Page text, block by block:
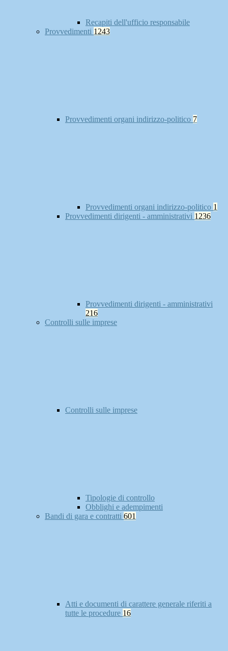
Recapiti dell'ufficio responsabile
Provvedimenti 1243
Provvedimenti organi indirizzo-politico 7
Provvedimenti organi indirizzo-politico 1
Provvedimenti dirigenti - amministrativi 1236
Provvedimenti dirigenti - amministrativi
216
Controlli sulle imprese
Controlli sulle imprese
Tipologie di controllo
Obblighi e adempimenti
Bandi di gara e contratti 601
Atti e documenti di carattere generale riferiti a
tutte le procedure 16